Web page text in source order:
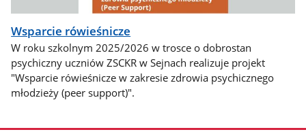
Wsparcie rówieśnicze
W roku szkolnym 2025/2026 w trosce o dobrostan
psychiczny uczniów ZSCKR w Sejnach realizuje projekt
"Wsparcie rówieśnicze w zakresie zdrowia psychicznego
młodzieży (peer support)".